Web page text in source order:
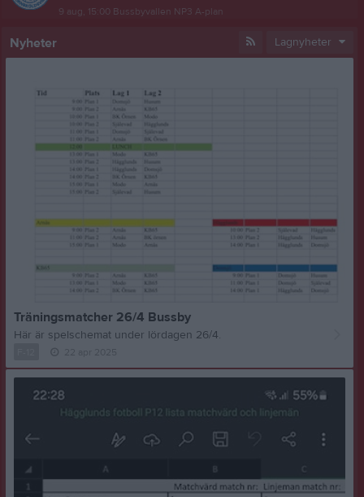
9 aug, 15:00 Bussbyvallen NP3 A-plan
Nyheter Lagnyheter
Träningsmatcher 26/4 Bussby
Här är spelschemat under lördagen 26/4.